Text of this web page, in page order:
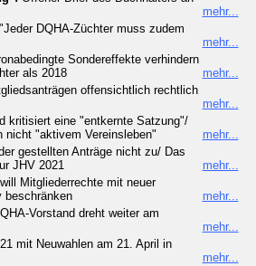
mehr...
"Jeder DQHA-Züchter muss zudem
mehr...
Sondereffekte verhindern
als 2018
mehr...
offensichtlich rechtlich
mehr...
kritisiert eine "entkernte Satzung"/
nicht "aktivem Vereinsleben"
mehr...
gestellten Anträge nicht zu/ Das
JHV 2021
mehr...
Mitgliederrechte mit neuer
beschränken
mehr...
Vorstand dreht weiter am
mehr...
mit Neuwahlen am 21. April in
mehr...